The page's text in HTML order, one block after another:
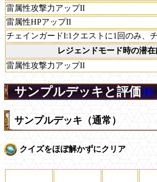
雷属性攻撃力アップII
雷属性HPアップII
チェインガードI:1クエストに1回のみ、
レジェンドモード時の潜在
雷属性攻撃力アップII
サンプルデッキと評価16
サンプルデッキ（通常）
クイズをほぼ解かずにクリア